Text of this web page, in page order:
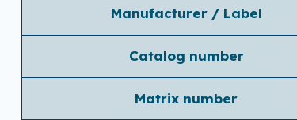
Manufacturer / Label
Catalog number
Matrix number